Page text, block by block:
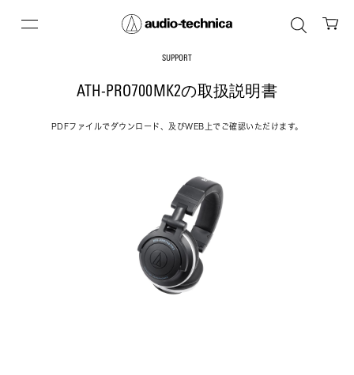
SUPPORT
ATH-PRO700MK2の取扱説明書
PDFファイルでダウンロード、及びWEB上でご確認いただけます。